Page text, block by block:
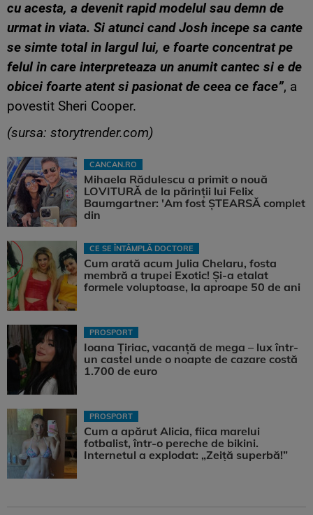
cu acesta, a devenit rapid modelul sau demn de
urmat in viata. Si atunci cand Josh incepe sa cante
se simte total in largul lui, e foarte concentrat pe
felul in care interpreteaza un anumit cantec si e de
obicei foarte atent si pasionat de ceea ce face”, a
povestit Sheri Cooper.
(sursa: storytrender.com)
CANCAN.RO
Mihaela Rădulescu a primit o nouă
LOVITURĂ de la părinții lui Felix
Baumgartner: 'Am fost ȘTEARSĂ complet
din
CE SE ÎNTÂMPLĂ DOCTORE
Cum arată acum Julia Chelaru, fosta
membră a trupei Exotic! Și-a etalat
formele voluptoase, la aproape 50 de ani
PROSPORT
Ioana Țiriac, vacanță de mega – lux într-
un castel unde o noapte de cazare costă
1.700 de euro
PROSPORT
Cum a apărut Alicia, fiica marelui
fotbalist, într-o pereche de bikini.
Internetul a explodat: „Zeiță superbă!”